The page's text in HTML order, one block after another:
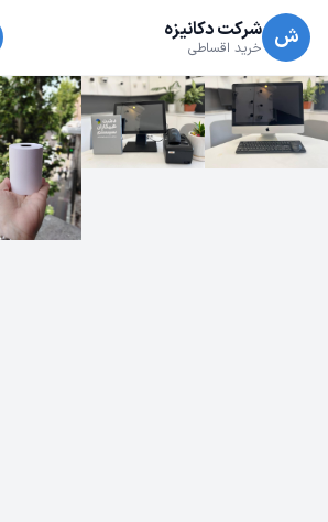
ش شرکت دکانیزه
خرید اقساطی